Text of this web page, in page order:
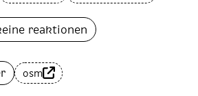
reaktionen
osm